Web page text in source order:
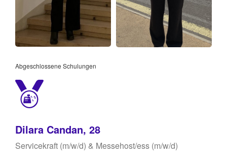
Abgeschlossene Schulungen
Dilara Candan, 28
Servicekraft (m/w/d) & Messehost/ess (m/w/d)